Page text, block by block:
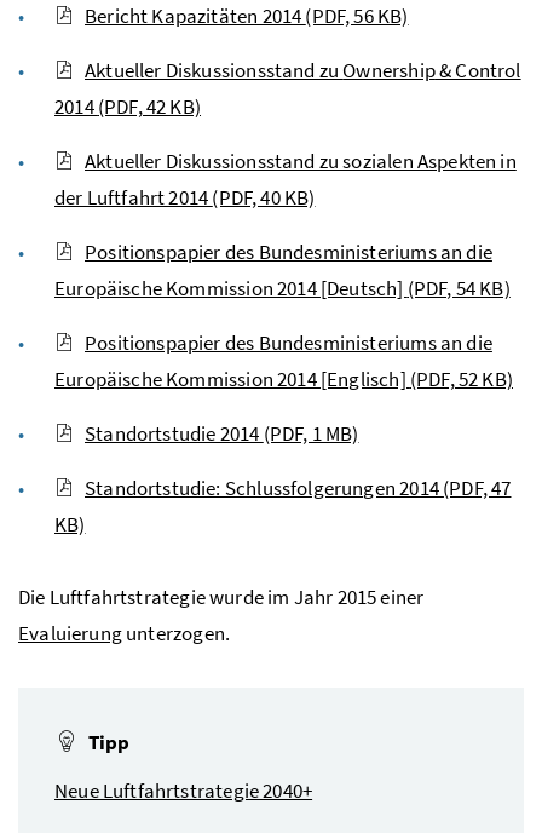
Bericht Kapazitäten 2014(PDF, 56 KB)
Aktueller Diskussionsstand zu Ownership& Control
2014(PDF, 42 KB)
Aktueller Diskussionsstand zu sozialen Aspekten in
der Luftfahrt 2014(PDF, 40 KB)
Positionspapier des Bundesministeriums an die
Europäische Kommission 2014 [Deutsch] (PDF, 54 KB)
Positionspapier des Bundesministeriums an die
Europäische Kommission 2014 [Englisch] (PDF, 52 KB)
Standortstudie 2014 (PDF, 1 MB)
Standortstudie: Schlussfolgerungen 2014(PDF, 47
KB)
Die Luftfahrtstrategie wurde im Jahr 2015 einer
Evaluierungunterzogen.
Tipp
Neue Luftfahrtstrategie 2040+